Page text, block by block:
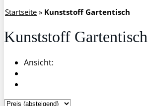
Startseite » Kunststoff Gartentisch
Kunststoff Gartentisch
Ansicht: